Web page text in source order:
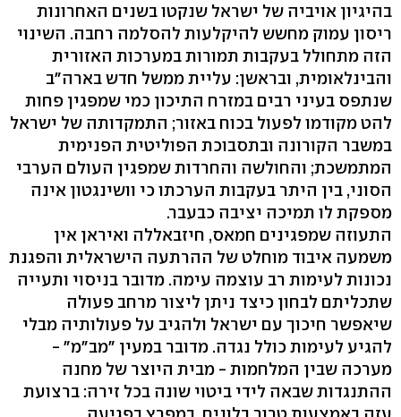
בהיגיון אויביה של ישראל שנקטו בשנים האחרונות
ריסון עמוק מחשש להיקלעות להסלמה רחבה. השינוי
הזה מתחולל בעקבות תמורות במערכות האזורית
והבינלאומית, ובראשן: עליית ממשל חדש בארה"ב
שנתפס בעיני רבים במזרח התיכון כמי שמפגין פחות
להט מקודמו לפעול בכוח באזור; התמקדותה של ישראל
במשבר הקורונה ובתסבוכת הפוליטית הפנימית
המתמשכת; והחולשה והחרדות שמפגין העולם הערבי
הסוני, בין היתר בעקבות הערכתו כי וושינגטון אינה
מספקת לו תמיכה יציבה כבעבר.
התעוזה שמפגינים חמאס, חיזבאללה ואיראן אין
משמעה איבוד מוחלט של ההרתעה הישראלית והפגנת
נכונות לעימות רב עוצמה עימה. מדובר בניסוי ותעייה
שתכליתם לבחון כיצד ניתן ליצור מרחב פעולה
שיאפשר חיכוך עם ישראל ולהגיב על פעולותיה מבלי
להגיע לעימות כולל נגדה. מדובר במעין "מב"מ" -
מערכה שבין המלחמות - מבית היוצר של מחנה
ההתנגדות שבאה לידי ביטוי שונה בכל זירה: ברצועת